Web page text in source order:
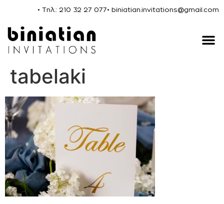
• Τηλ.: 210 32 27 077• biniatian.invitations@gmail.com
tabelaki